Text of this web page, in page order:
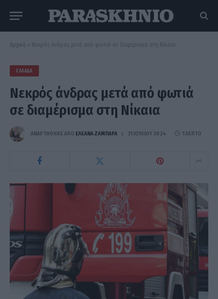
Αρχική » Νεκρός άνδρας μετά από φωτιά σε διαμέρισμα στη Νίκαια
ΕΛΛΆΔΑ
Νεκρός άνδρας μετά από φωτιά
σε διαμέρισμα στη Νίκαια
ΑΝΑΡΤΗΘΗΚΕ ΑΠΟ ΕΛΕΑΝΑ ΖΑΜΠΑΡΑ 31 ΙΟΥΛΊΟΥ 2024 1 ΛΕΠΤΌ